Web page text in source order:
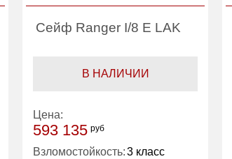
Сейф Ranger I/8 E LAK
В НАЛИЧИИ
Цена:
593 135 руб
Взломостойкость:3 класс